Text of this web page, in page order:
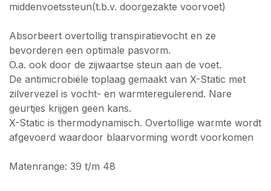
middenvoetssteun(t.b.v. doorgezakte voorvoet)
Absorbeert overtollig transpiratievocht en ze
bevorderen een optimale pasvorm.
O.a. ook door de zijwaartse steun aan de voet.
De antimicrobiële toplaag gemaakt van X-Static met
zilvervezel is vocht- en warmteregulerend. Nare
geurtjes krijgen geen kans.
X-Static is thermodynamisch. Overtollige warmte wordt
afgevoerd waardoor blaarvorming wordt voorkomen
Matenrange: 39 t/m 48